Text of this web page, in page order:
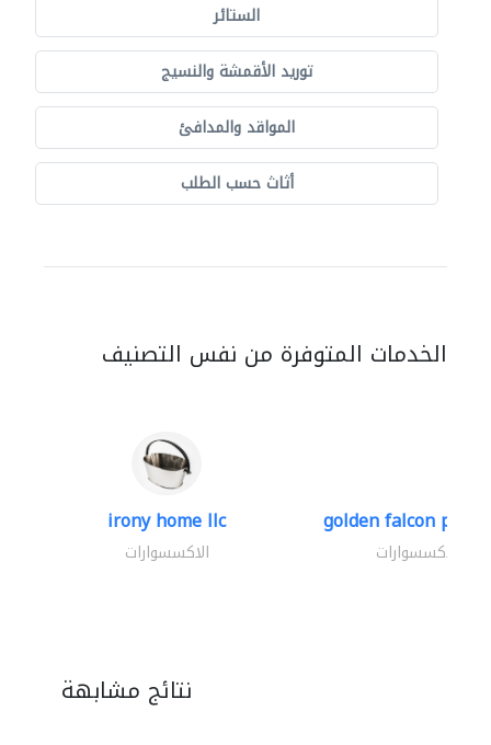
الستائر
توريد الأقمشة والنسيج
المواقد والمدافئ
أثاث حسب الطلب
الخدمات المتوفرة من نفس التصنيف
irony home llc
الاكسسوارات
golden falcon
الاكسسوارات
نتائج مشابهة